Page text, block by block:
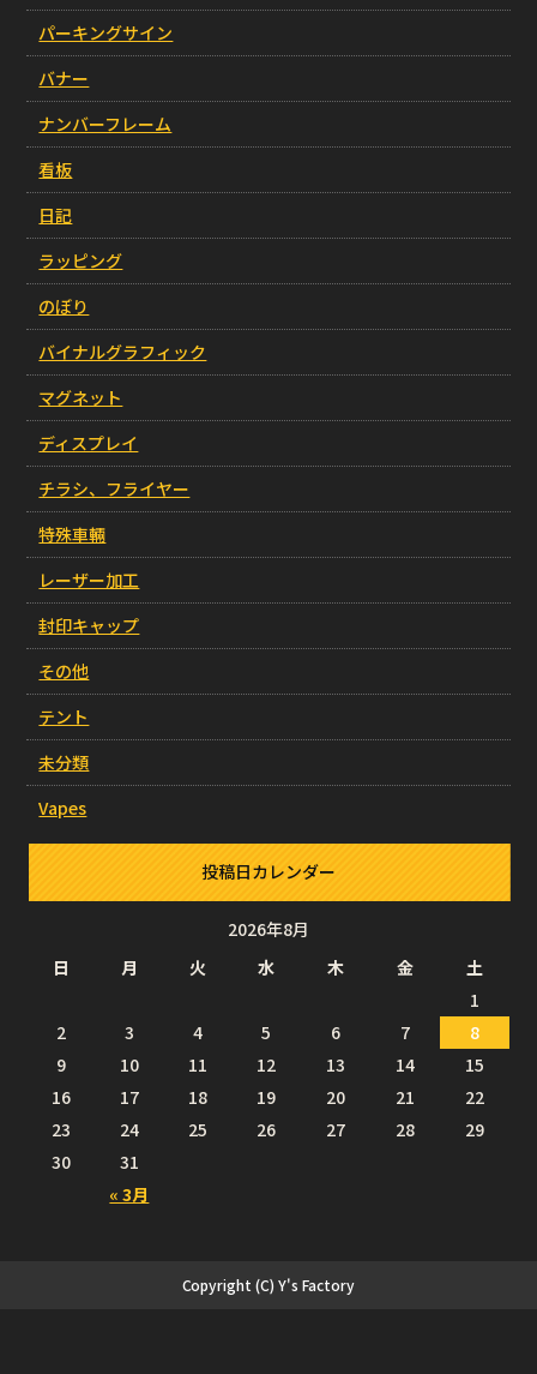
パーキングサイン
バナー
ナンバーフレーム
看板
日記
ラッピング
のぼり
バイナルグラフィック
マグネット
ディスプレイ
チラシ、フライヤー
特殊車輛
レーザー加工
封印キャップ
その他
テント
未分類
Vapes
投稿日カレンダー
2026年8月
日
月 火 水 木 金 土
« 3月
1
2
3 4 5 6 7
8
9
10 11 12 13 14
15
16
17 18 19 20 21
22
23
24 25 26 27 28
29
30
31
Copyright (C) Y's Factory